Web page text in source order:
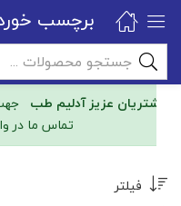
مشتریان عزیز آدلیم طبجهت
تماس ما در
فیلتر